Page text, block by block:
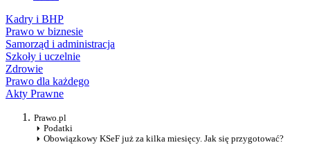
Kadry i BHP
Prawo w biznesie
Samorząd i administracja
Szkoły i uczelnie
Zdrowie
Prawo dla każdego
Akty Prawne
Prawo.pl
Podatki
Obowiązkowy KSeF już za kilka miesięcy. Jak się przygotować?